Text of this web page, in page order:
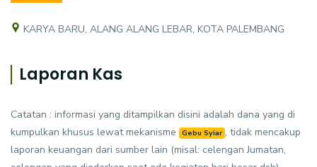
KARYA BARU, ALANG ALANG LEBAR, KOTA PALEMBANG
Laporan Kas
Catatan : informasi yang ditampilkan disini adalah dana yang di
kumpulkan khusus lewat mekanisme
Gebu Syiar , tidak mencakup
laporan keuangan dari sumber lain (misal: celengan Jumatan,